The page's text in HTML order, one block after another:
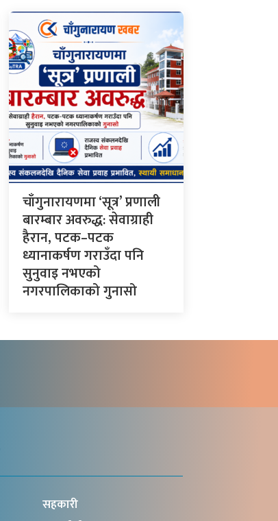
चाँगुनारायणमा ‘सूत्र’ प्रणाली
बारम्बार अवरुद्ध: सेवाग्राही
हैरान, पटक–पटक
ध्यानाकर्षण गराउँदा पनि
सुनुवाइ नभएको
नगरपालिकाको गुनासो
सहकारी